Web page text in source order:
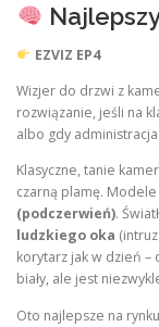
EZVIZ EP4
Wizjer do drzwi z
rozwiązanie, jeśli na
albo gdy
Klasyczne, tanie
czarną plamę.
(podczerwień).
ludzkiego oka
korytarz jak w dzień
biały, ale jest
Oto najlepsze na